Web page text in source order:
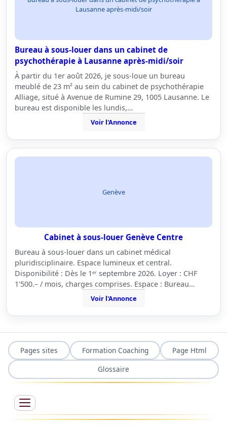
Lausanne après-midi/soir
Bureau à sous-louer dans un cabinet de
psychothérapie à Lausanne après-midi/soir
À partir du 1er août 2026, je sous-loue un bureau
meublé de 23 m² au sein du cabinet de psychothérapie
Alliage, situé à Avenue de Rumine 29, 1005 Lausanne. Le
bureau est disponible les lundis,…
Voir l'Annonce
Genève
Cabinet à sous-louer Genève Centre
Bureau à sous-louer dans un cabinet médical
pluridisciplinaire. Espace lumineux et central.
Disponibilité : Dès le 1ᵉʳ septembre 2026. Loyer : CHF
1’500.– / mois, charges comprises. Espace : Bureau…
Voir l'Annonce
Pages sites Formation Coaching
Page Html
Glossaire